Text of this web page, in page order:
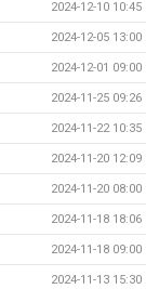
2024-12-10 10:45
2024-12-05 13:00
2024-12-01 09:00
2024-11-25 09:26
2024-11-22 10:35
2024-11-20 12:09
2024-11-20 08:00
2024-11-18 18:06
2024-11-18 09:00
2024-11-13 15:30